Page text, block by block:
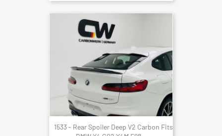
1533 - Rear Spoiler Deep V2 Carbon Fits